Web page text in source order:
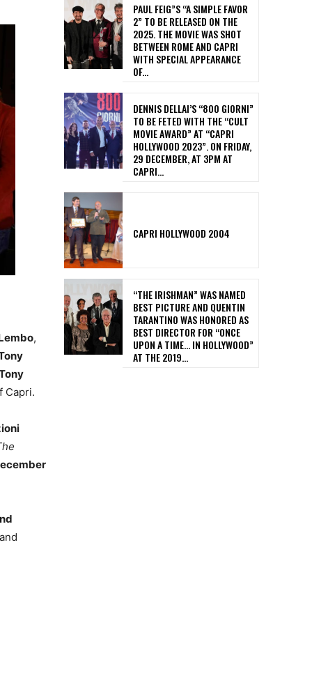
,
Capri.
PAUL FEIG”S “A SIMPLE FAVOR
2” TO BE RELEASED ON THE
2025. THE MOVIE WAS SHOT
BETWEEN ROME AND CAPRI
WITH SPECIAL APPEARANCE
OF...
DENNIS DELLAI’S “800 GIORNI”
TO BE FETED WITH THE “CULT
MOVIE AWARD” AT “CAPRI
HOLLYWOOD 2023”. ON FRIDAY,
29 DECEMBER, AT 3PM AT
CAPRI...
CAPRI HOLLYWOOD 2004
“THE IRISHMAN” WAS NAMED
BEST PICTURE AND QUENTIN
TARANTINO WAS HONORED AS
BEST DIRECTOR FOR “ONCE
UPON A TIME… IN HOLLYWOOD”
AT THE 2019...